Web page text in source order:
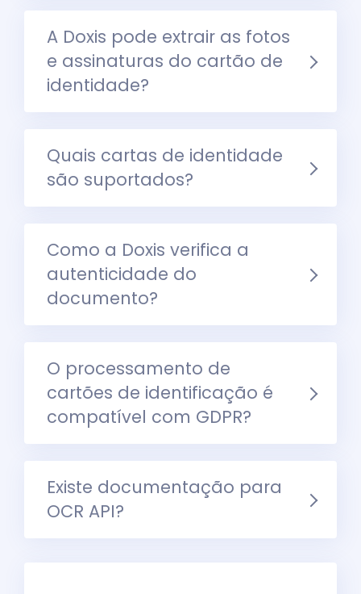
A Doxis pode extrair as fotos
e assinaturas do cartão de
identidade?
Quais cartas de identidade
são suportados?
Como a Doxis verifica a
autenticidade do
documento?​​
O processamento de
cartões de identificação é
compatível com GDPR?
Existe documentação para
OCR API?